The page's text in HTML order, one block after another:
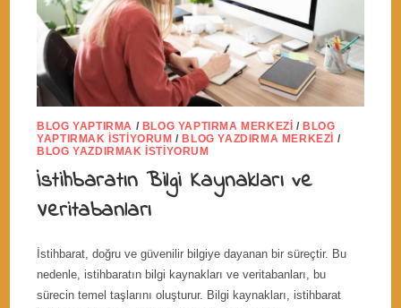
BLOG YAPTIRMA / BLOG YAPTIRMA MERKEZI / BLOG
YAPTIRMAK İSTIYORUM / BLOG YAZDIRMA MERKEZI /
BLOG YAZDIRMAK İSTIYORUM
İstihbaratın Bilgi Kaynakları ve
Veritabanları
İstihbarat, doğru ve güvenilir bilgiye dayanan bir süreçtir. Bu
nedenle, istihbaratın bilgi kaynakları ve veritabanları, bu
sürecin temel taşlarını oluşturur. Bilgi kaynakları, istihbarat